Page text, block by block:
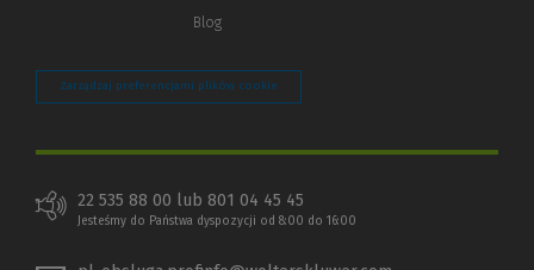
Blog
Zarządzaj preferencjami plików cookie
22 535 88 00 lub 801 04 45 45
Jesteśmy do Państwa dyspozycji od 8:00 do 16:00